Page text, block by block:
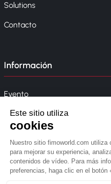
Solutions
Contacto
Información
Evento
Noticias
Whistleblowing